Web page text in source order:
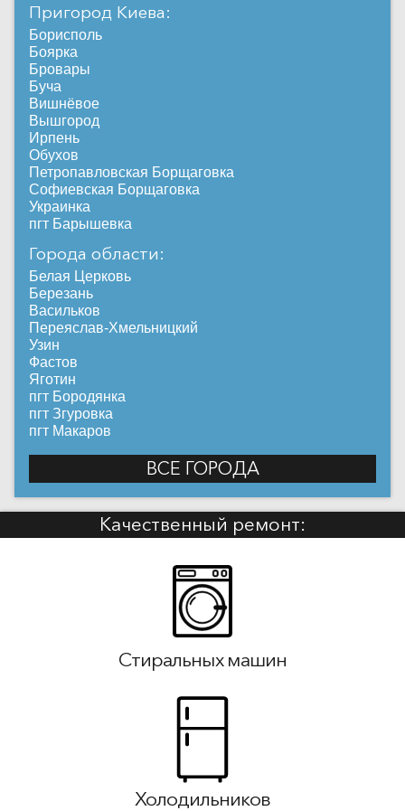
Пригород Киева:
Борисполь
Боярка
Бровары
Буча
Вишнёвое
Вышгород
Ирпень
Обухов
Петропавловская Борщаговка
Софиевская Борщаговка
Украинка
пгт Барышевка
Города области:
Белая Церковь
Березань
Васильков
Переяслав-Хмельницкий
Узин
Фастов
Яготин
пгт Бородянка
пгт Згуровка
пгт Макаров
ВСЕ ГОРОДА
Качественный ремонт:
Стиральных машин
Холодильников